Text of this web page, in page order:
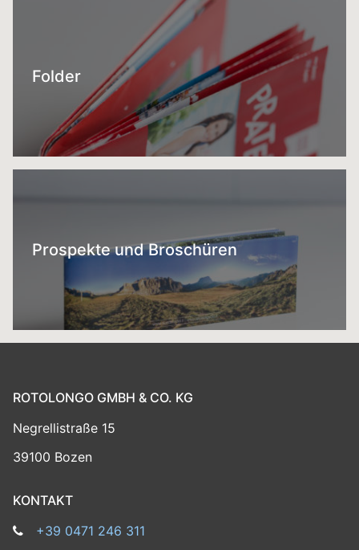
Folder
Prospekte und Broschüren
ROTOLONGO GMBH & CO. KG
Negrellistraße 15
39100 Bozen
KONTAKT
+39 0471 246 311